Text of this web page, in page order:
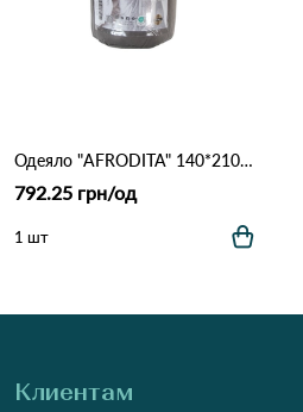
Одеяло "AFRODITA" 140*210 ВСЕСЕЗОННОЕ Леб.пух_ТМ "Идея" Бежево кофейный
792.25 грн/од
1 шт
Клиентам